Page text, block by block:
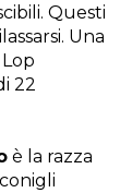
Questi
Una
22
è la razza